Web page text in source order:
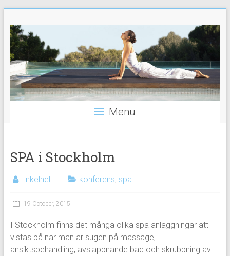
to
content
Hälsa,
träning
och
andlighet
sundare
Menu
SPA i Stockholm
Enkelhel konferens, spa
19 October, 2015
I Stockholm finns det många olika spa anläggningar att
vistas på när man är sugen på massage,
ansiktsbehandling, avslappnande bad och skrubbning av